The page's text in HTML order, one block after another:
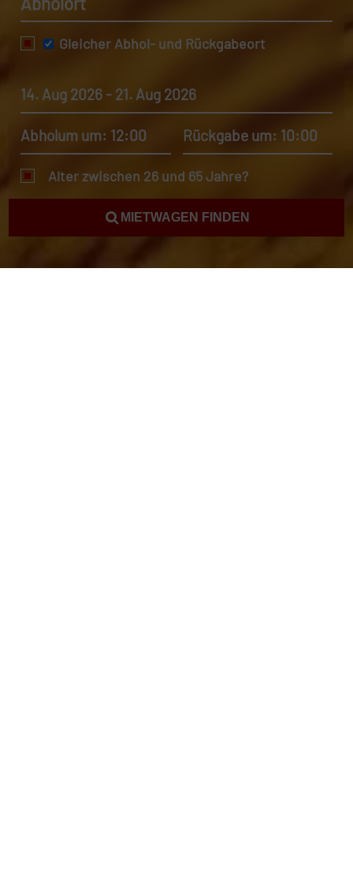
Gleicher Abhol- und Rückgabeort
14. Aug 2026 - 21. Aug 2026
Abholum um: 12:00 Rückgabe um: 10:00
Alter zwischen 26 und 65 Jahre?
MIETWAGEN FINDEN